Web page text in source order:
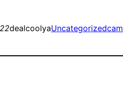
dealcoolyaUncategorized